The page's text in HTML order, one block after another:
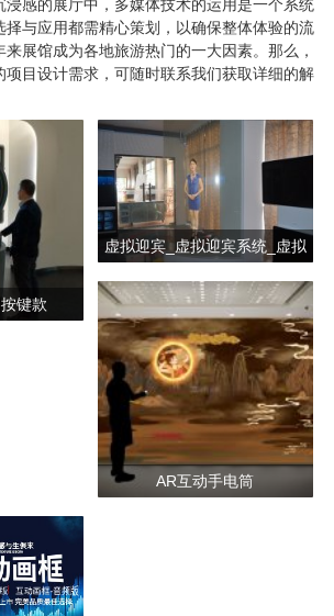
浸感的展厅中，多媒体技术的运用是一个系统
择与应用都需精心策划，以确保整体体验的流
展馆成为各地旅游热门的一大因素。那么，
项目设计需求，可随时联系我们获取详细的解
键款
虚拟迎宾_虚拟迎宾系统_虚拟
迎宾员
AR互动手电筒